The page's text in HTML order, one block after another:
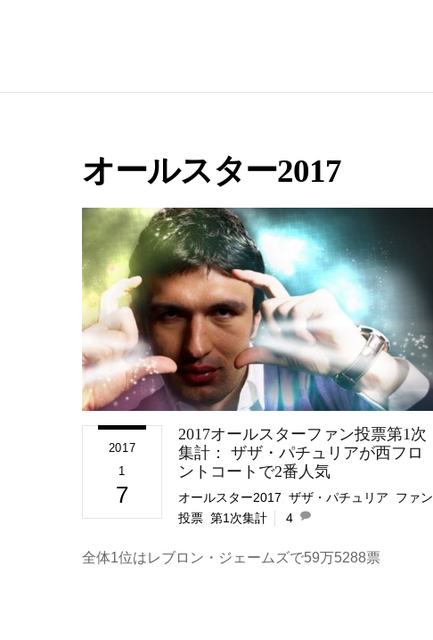
オールスター2017
2017
1
7
2017オールスターファン投票第1次
集計： ザザ・パチュリアが西フロ
ントコートで2番人気
オールスター2017 ザザ・パチュリア
ファン
投票, 第1次集計 4
全体1位はレブロン・ジェームズで59万5288票